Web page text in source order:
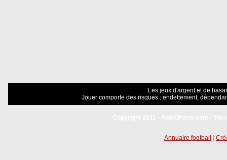
Les jeux d'argent et de
Jouer comporte des risques : endettement,
Annuaire football